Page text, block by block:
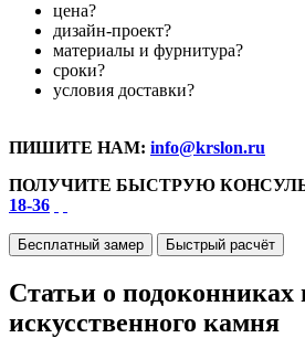
цена?
дизайн-проект?
материалы и фурнитура?
сроки?
условия доставки?
ПИШИТЕ НАМ: info@krslon.ru
ПОЛУЧИТЕ БЫСТРУЮ
18-36
Бесплатный замер Быстрый расчёт
Статьи о подоконниках
искусственного камня